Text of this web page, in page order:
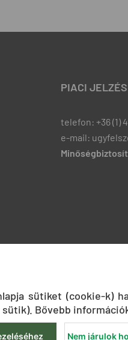
PIACI
telefon: +36 (1)
e-mail:
sütiket (cookie-k)
Bővebb
Nem járulok